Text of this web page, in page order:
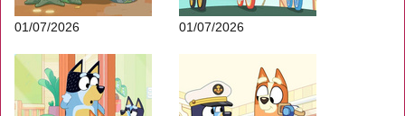
01/07/2026 01/07/2026